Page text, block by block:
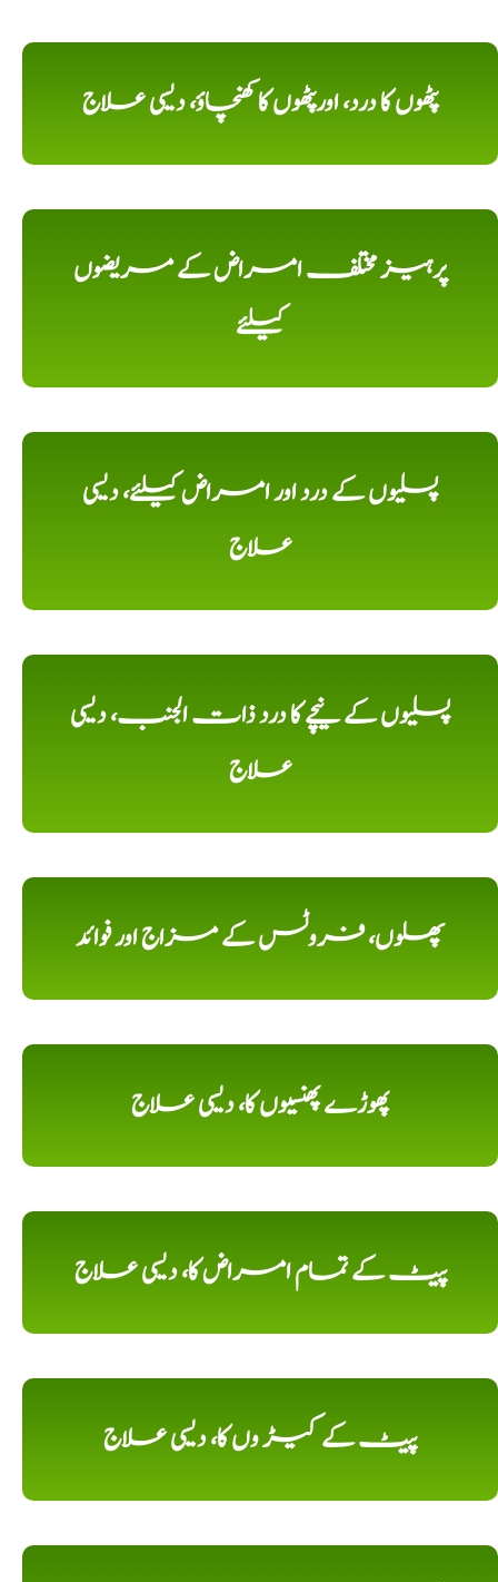
پٹھوں کا درد، اورپٹھوں کا کھنچاؤ، دیسی علاج
پرہیز مختلف امراض کے مریضوں
کیلئے
پسلیوں کے درد اور امراض کیلئے، دیسی
علاج
پسلیوں کے نیچے کا درد ذات الجنب، دیسی
علاج
پھلوں، فروٹس کے مزاج اور فوائد
پھوڑے پھنسیوں کا، دیسی علاج
پیٹ کے تمام امراض کا، دیسی علاج
پیٹ کے کیڑ وں کا، دیسی علاج